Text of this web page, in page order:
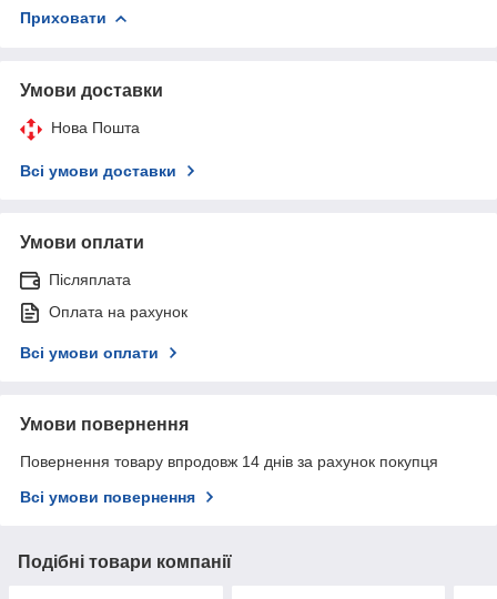
Приховати
Умови доставки
Нова Пошта
Всі умови доставки
Умови оплати
Післяплата
Оплата на рахунок
Всі умови оплати
Умови повернення
Повернення товару впродовж 14 днів за рахунок покупця
Всі умови повернення
Подібні товари компанії